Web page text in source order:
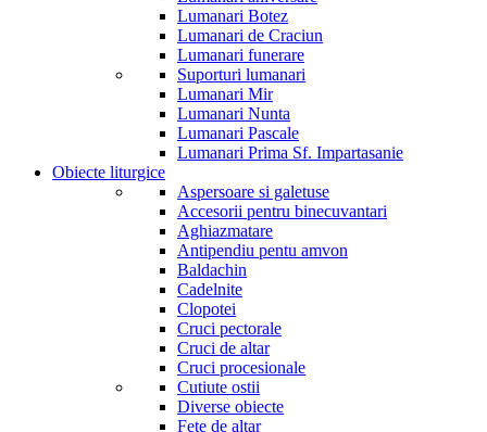
Lumanari Botez
Lumanari de Craciun
Lumanari funerare
Suporturi lumanari
Lumanari Mir
Lumanari Nunta
Lumanari Pascale
Lumanari Prima Sf. Impartasanie
Obiecte liturgice
Aspersoare si galetuse
Accesorii pentru binecuvantari
Aghiazmatare
Antipendiu pentu amvon
Baldachin
Cadelnite
Clopotei
Cruci pectorale
Cruci de altar
Cruci procesionale
Cutiute ostii
Diverse obiecte
Fete de altar